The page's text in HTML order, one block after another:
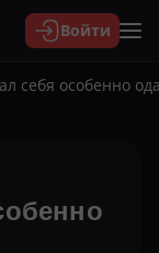
Войти
себя особенно